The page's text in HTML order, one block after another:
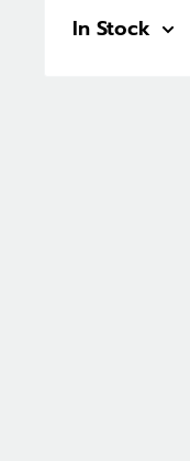
In Stock